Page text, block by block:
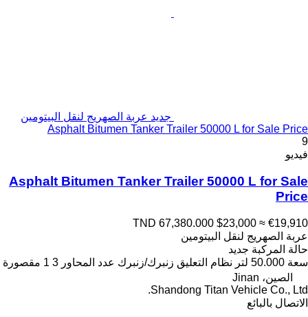
جديد عربة الصهريج لنقل البيتومين
Asphalt Bitumen Tanker Trailer 50000 L for Sale Price
9
فيديو
Asphalt Bitumen Tanker Trailer 50000 L for Sale
Price
TND 67,380.000 $23,000 ≈ €19,910
عربة الصهريج لنقل البيتومين
حالة المركبة جديد
سعة 50.000 لتر نظام التعليق زنبرك/زنبرك عدد المحاور 3 1 مقصورة
الصين، Jinan
Shandong Titan Vehicle Co., Ltd.
الاتصال بالبائع